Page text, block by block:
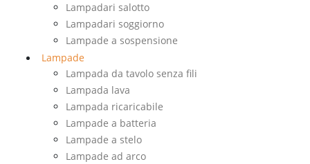
Lampadari salotto
Lampadari soggiorno
Lampade a sospensione
Lampade
Lampada da tavolo senza fili
Lampada lava
Lampada ricaricabile
Lampade a batteria
Lampade a stelo
Lampade ad arco